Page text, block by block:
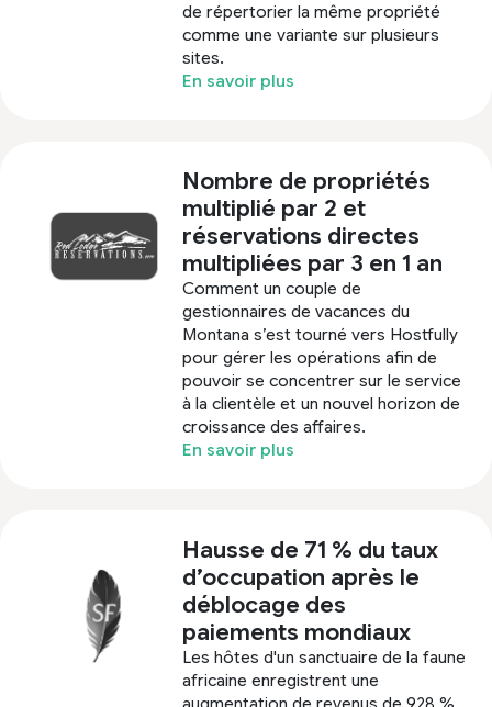
de répertorier la même propriété
comme une variante sur plusieurs
sites.
En savoir plus
Nombre de propriétés
multiplié par 2 et
réservations directes
multipliées par 3 en 1 an
Comment un couple de
gestionnaires de vacances du
Montana s’est tourné vers Hostfully
pour gérer les opérations afin de
pouvoir se concentrer sur le service
à la clientèle et un nouvel horizon de
croissance des affaires.
En savoir plus
Hausse de 71 % du taux
d’occupation après le
déblocage des
paiements mondiaux
Les hôtes d'un sanctuaire de la faune
africaine enregistrent une